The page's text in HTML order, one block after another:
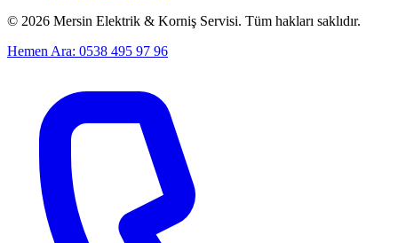
© 2026 Mersin Elektrik & Korniş Servisi. Tüm hakları saklıdır.
Hemen Ara: 0538 495 97 96